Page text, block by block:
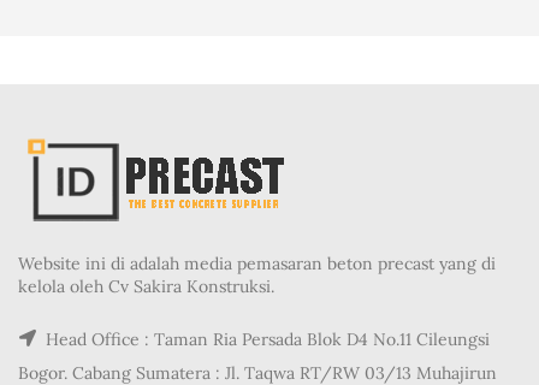
Website ini di adalah media pemasaran beton precast yang di
kelola oleh Cv Sakira Konstruksi.
Head Office : Taman Ria Persada Blok D4 No.11 Cileungsi
Bogor. Cabang Sumatera : Jl. Taqwa RT/RW 03/13 Muhajirun